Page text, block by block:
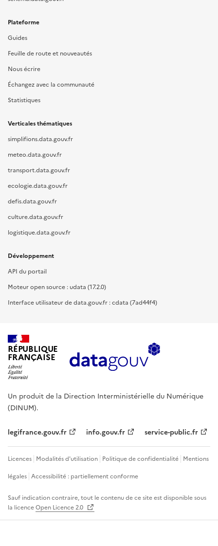
Plateforme
Guides
Feuille de route et nouveautés
Nous écrire
Échangez avec la communauté
Statistiques
Verticales thématiques
simplifions.data.gouv.fr
meteo.data.gouv.fr
transport.data.gouv.fr
ecologie.data.gouv.fr
defis.data.gouv.fr
culture.data.gouv.fr
logistique.data.gouv.fr
Développement
API du portail
Moteur open source : udata (17.2.0)
Interface utilisateur de data.gouv.fr : cdata (7ad44f4)
RÉPUBLIQUE
FRANÇAISE
Un produit de la Direction Interministérielle du Numérique
(DINUM).
legifrance.gouv.fr info.gouv.fr service-public.fr
Licences Modalités d'utilisation Politique de confidentialité Mentions
légales Accessibilité : partiellement conforme
Sauf indication contraire, tout le contenu de ce site est disponible sous
la licenceOpen Licence 2.0